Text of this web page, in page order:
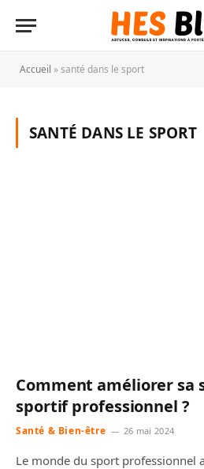
Accueil »santé dans le sport
SANTÉ DANS LE SPORT
Comment améliorer sa
sportif professionnel ?
Santé & Bien-être 26 mai 2024
Le monde du sport professionnel